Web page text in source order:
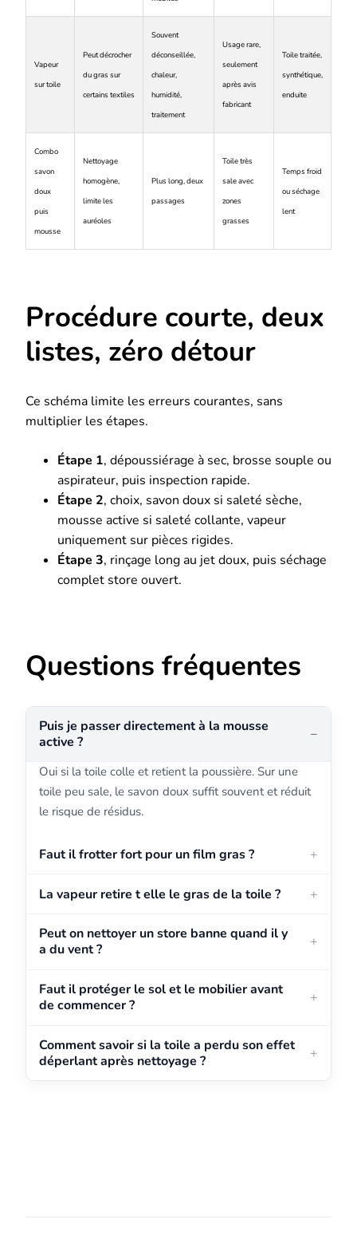
Vapeur
sur toile
Peut décrocher
du gras sur
certains textiles
Souvent
déconseillée,
chaleur,
humidité,
traitement
Usage rare,
seulement
après avis
fabricant
Toile traitée,
synthétique,
enduite
Combo
savon
doux
puis
mousse
Nettoyage
homogène,
limite les
auréoles
Plus long, deux
passages
Toile très
sale avec
zones
grasses
Temps froid
ou séchage
lent
Procédure courte, deux
listes, zéro détour
Ce schéma limite les erreurs courantes, sans
multiplier les étapes.
Étape 1, dépoussiérage à sec, brosse souple ou
aspirateur, puis inspection rapide.
Étape 2, choix, savon doux si saleté sèche,
mousse active si saleté collante, vapeur
uniquement sur pièces rigides.
Étape 3, rinçage long au jet doux, puis séchage
complet store ouvert.
Questions fréquentes
Puis je passer directement à la mousse
active ?
Oui si la toile colle et retient la poussière. Sur une
toile peu sale, le savon doux suffit souvent et réduit
le risque de résidus.
Faut il frotter fort pour un film gras ?
La vapeur retire t elle le gras de la toile ?
Peut on nettoyer un store banne quand il y
a du vent ?
Faut il protéger le sol et le mobilier avant
de commencer ?
Comment savoir si la toile a perdu son effet
déperlant après nettoyage ?